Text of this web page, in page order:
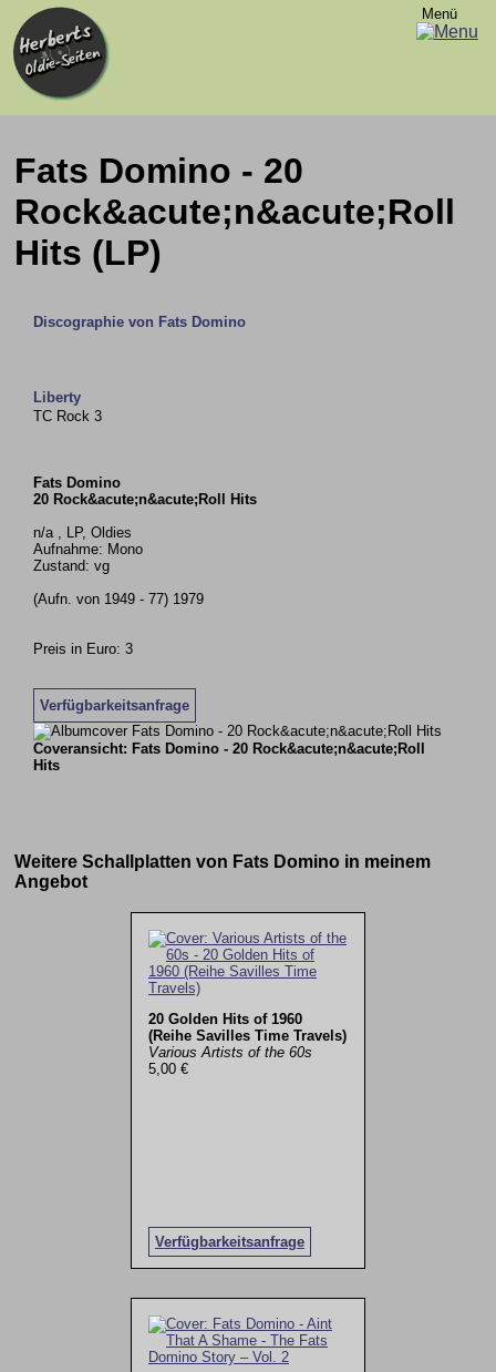
Menü
Fats Domino - 20
Rock&acute;n&acute;Roll
Hits (LP)
Discographie von Fats Domino
Liberty
TC Rock 3
Fats Domino
20 Rock&acute;n&acute;Roll Hits
n/a , LP, Oldies
Aufnahme: Mono
Zustand: vg
(Aufn. von 1949 - 77) 1979
Preis in Euro: 3
Verfügbarkeitsanfrage
Coveransicht: Fats Domino - 20 Rock&acute;n&acute;Roll
Hits
Weitere Schallplatten von Fats Domino in meinem
Angebot
20 Golden Hits of 1960
(Reihe Savilles Time Travels)
Various Artists of the 60s
5,00 €
Verfügbarkeitsanfrage